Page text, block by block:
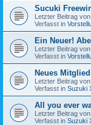
Sucuki
Letzter Beitrag von
Verfasst in
Ein Neuer!
Letzter Beitrag von
Verfasst in
Neues
Letzter Beitrag von
Verfasst in Suzuki
All you ever
Letzter Beitrag von
Verfasst in Suzuki